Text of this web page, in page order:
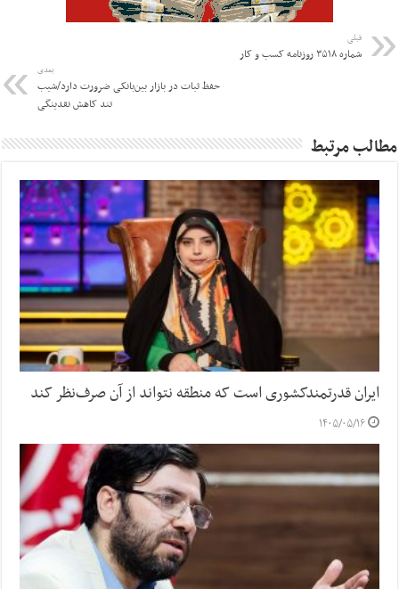
قبلی
شماره ۳۵۱۸ روزنامه کسب و کار
بعدی
حفظ ثبات در بازار بین‌بانکی ضرورت دارد/شیب
تند کاهش نقدینگی
مطالب مرتبط
ایران قدرتمندکشوری است که منطقه نتواند از آن صرف‌نظر کند
۱۴۰۵/۰۵/۱۶